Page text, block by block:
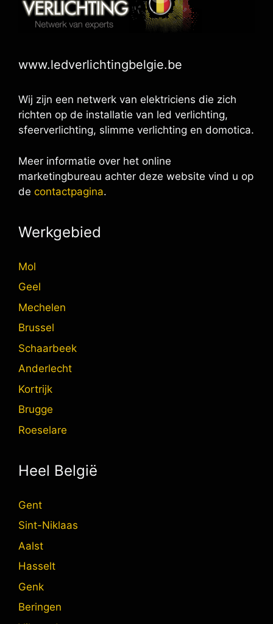
www.ledverlichtingbelgie.be
Wij zijn een netwerk van elektriciens die zich
richten op de installatie van led verlichting,
sfeerverlichting, slimme verlichting en domotica.
Meer informatie over het online
marketingbureau achter deze website vind u op
de contactpagina.
Werkgebied
Mol
Geel
Mechelen
Brussel
Schaarbeek
Anderlecht
Kortrijk
Brugge
Roeselare
Heel België
Gent
Sint-Niklaas
Aalst
Hasselt
Genk
Beringen